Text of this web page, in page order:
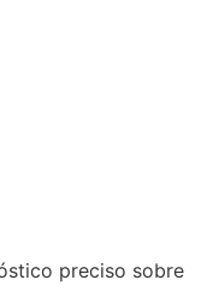
preciso sobre